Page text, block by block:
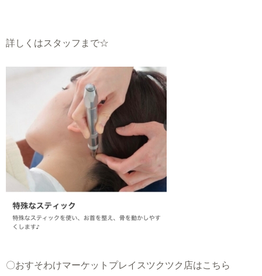
詳しくはスタッフまで☆
〇おすそわけマーケットプレイスツクツク店はこちら